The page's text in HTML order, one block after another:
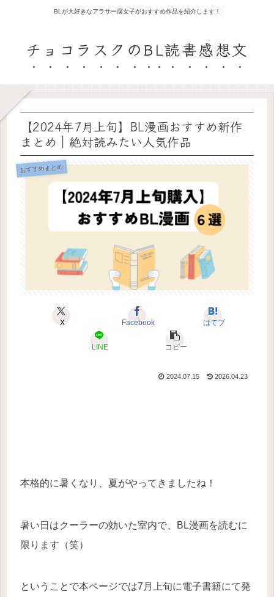
BLが大好きなアラサー腐女子がおすすめ作品を紹介します！
チョコラスクのBL読書感想文
【2024年7月上旬】BL漫画おすすめ新作
まとめ｜絶対読みたい人気作品
おすすめまとめ
X Facebook はてブ
LINE コピー
2024.07.15 2026.04.23
本格的に暑くなり、夏がやってきましたね！
暑い日はクーラーの効いた室内で、BL漫画を読むに
限ります（笑）
ということで本ページでは7月上旬に電子書籍にて発